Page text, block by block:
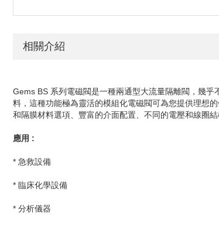
相關介紹
Gems BS 系列電磁閥是一種兩通型大流量隔離閥，幾
料，這種功能極為靈活的模組化電磁閥可為您提供理想
和隔膜材料選項、豐富的介面配置、不同的電壓和線圈
應用 :
* 急救設備
* 臨床化學設備
* 分析儀器